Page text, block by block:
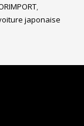
,
japonaise